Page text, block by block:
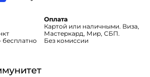
Оплата
Картой или наличными. Виза,
Мастеркард, Мир, СБП.
Без комиссии